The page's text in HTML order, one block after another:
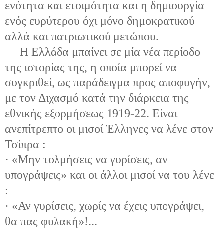
ενότητα και ετοιμότητα και η δημιουργία
ενός ευρύτερου όχι μόνο δημοκρατικού
αλλά και πατριωτικού μετώπου.
Η Ελλάδα μπαίνει σε μία νέα περίοδο
της ιστορίας της, η οποία μπορεί να
συγκριθεί, ως παράδειγμα προς αποφυγήν,
με τον Διχασμό κατά την διάρκεια της
εθνικής εξορμήσεως 1919-22. Είναι
ανεπίτρεπτο οι μισοί Έλληνες να λένε στον
Τσίπρα :
· «Μην τολμήσεις να γυρίσεις, αν
υπογράψεις» και οι άλλοι μισοί να του λένε
:
· «Αν γυρίσεις, χωρίς να έχεις υπογράψει,
θα πας φυλακή»!...